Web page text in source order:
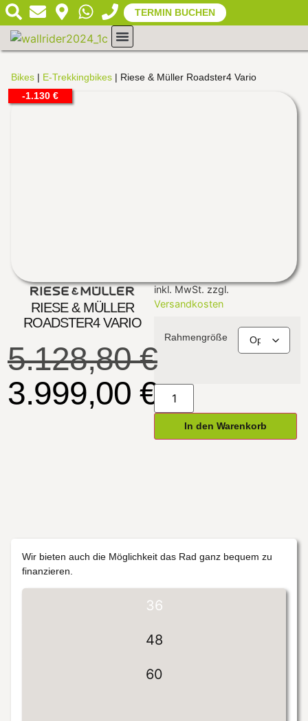
TERMIN BUCHEN
Bikes | E-Trekkingbikes | Riese & Müller Roadster4 Vario
-1.130 €
RIESE & MÜLLER
ROADSTER4 VARIO
5.128,80€
3.999,00 €
inkl. MwSt. zzgl.
Versandkosten
Rahmengröße
In den Warenkorb
Wir bieten auch die Möglichkeit das Rad ganz bequem zu
finanzieren.
36
48
60